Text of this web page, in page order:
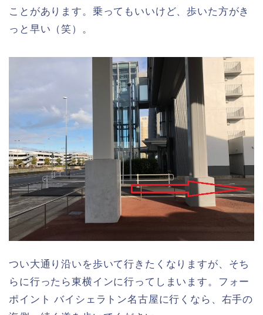
ことがあります。乗ってもいいけど、歩いた方がき
っと早い（笑）。
つい大通り沿いを歩いて行きたくなりますが、そち
らに行ったら東横インに行ってしまいます。フォー
ポイント バイシェラトン名古屋に行くなら、右手の